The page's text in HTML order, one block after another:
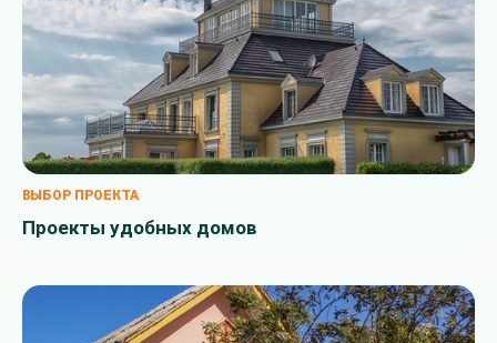
ВЫБОР ПРОЕКТА
Проекты удобных домов